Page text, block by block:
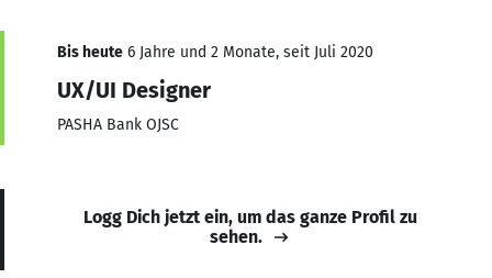
Bis heute 6 Jahre und 2 Monate, seit Juli 2020
UX/UI Designer
PASHA Bank OJSC
Logg Dich jetzt ein, um das ganze Profil zu
sehen.